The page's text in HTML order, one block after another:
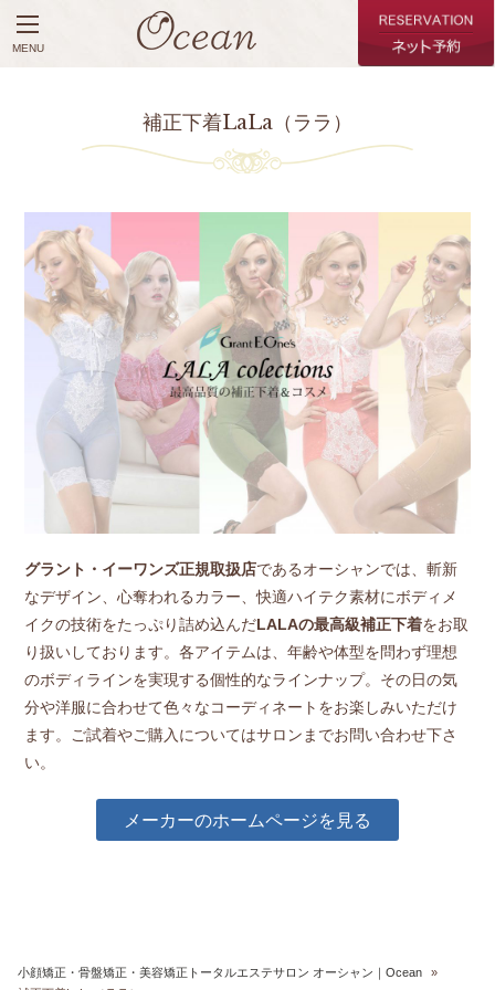
MENU
補正下着LaLa（ララ）
グラント・イーワンズ正規取扱店であるオーシャンでは、斬新
なデザイン、心奪われるカラー、快適ハイテク素材にボディメ
イクの技術をたっぷり詰め込んだLALAの最高級補正下着をお取
り扱いしております。各アイテムは、年齢や体型を問わず理想
のボディラインを実現する個性的なラインナップ。その日の気
分や洋服に合わせて色々なコーディネートをお楽しみいただけ
ます。ご試着やご購入についてはサロンまでお問い合わせ下さ
い。
メーカーのホームページを見る
小顔矯正・骨盤矯正・美容矯正トータルエステサロン オーシャン｜Ocean
»